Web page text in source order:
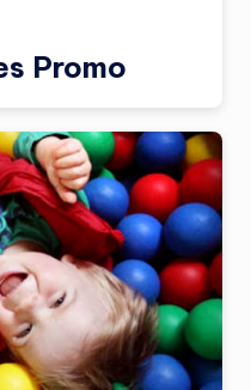
Promo